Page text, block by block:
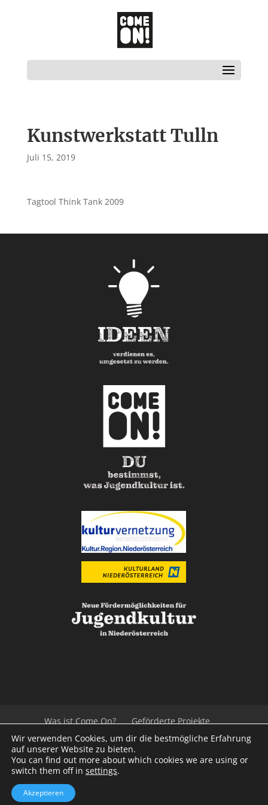
Kunstwerkstatt Tulln
Juli 15, 2019
Tagtool Think Tank 2009
Was ist Come On?
Geförderte Projekte
Der Beirat
Impressum/Datenschutz
Links
Presse
© 2020Kulturvernetzung Niederösterreich
Wir verwenden Cookies, um dir die bestmögliche Erfahrung
auf unserer Website zu bieten.
You can find out more about which cookies we are using or
switch them off in settings.
Akzeptieren